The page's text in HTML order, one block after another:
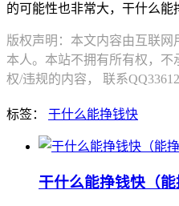
的可能性也非常大，干什么能
版权声明：本文内容由互联
本人。本站不拥有所有权，
权/违规的内容， 联系
标签： 干什么能挣钱快
干什么能挣钱快（能